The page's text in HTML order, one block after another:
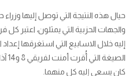
حيال هذه النتيجة التي توصل إليها
والجهات الحزبية التي يمثلون، اعتبر
إليه خلال الاسابيع التي استغرقها إعداد
كان يسعى إليه كل منهما.